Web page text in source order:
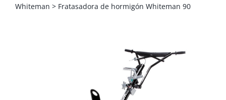
CONTACTO
Whiteman > Fratasadora de hormigón Whiteman 90